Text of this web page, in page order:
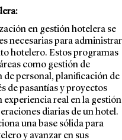
en gestión hotelera se
necesarias para administrar
hotelero. Estos programas
como gestión de
de personal, planificación de
de pasantías y proyectos
real en la gestión
diarias de un hotel.
una base sólida para
y avanzar en sus